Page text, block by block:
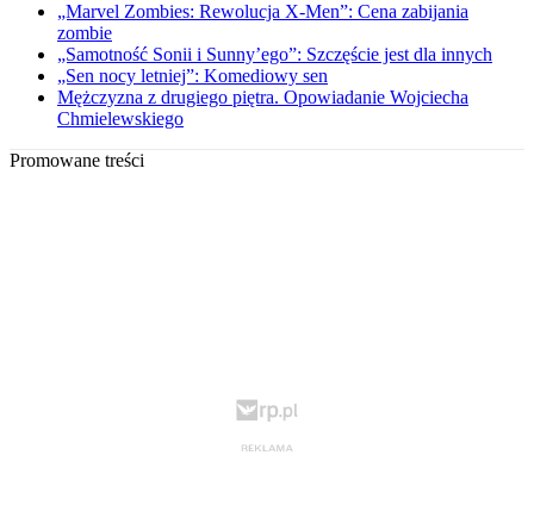
„Marvel Zombies: Rewolucja X-Men”: Cena zabijania
zombie
„Samotność Sonii i Sunny’ego”: Szczęście jest dla innych
„Sen nocy letniej”: Komediowy sen
Mężczyzna z drugiego piętra. Opowiadanie Wojciecha
Chmielewskiego
Promowane treści